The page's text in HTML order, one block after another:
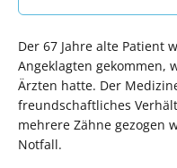
Der 67 Jahre alte Patient
Angeklagten gekommen,
Ärzten hatte. Der
freundschaftliches
mehrere Zähne gezogen
Notfall.